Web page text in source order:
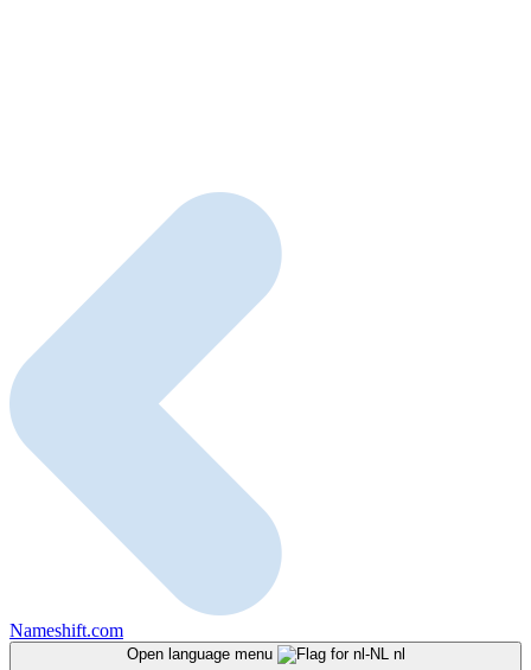
Nameshift.com
Open language menu nl